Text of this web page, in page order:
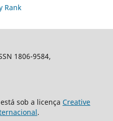
1806-9584,
sob a licença Creative
.